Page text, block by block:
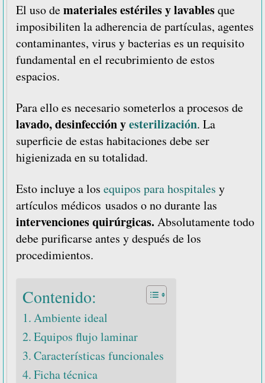
El uso demateriales estériles y lavablesque
imposibiliten la adherencia de partículas, agentes
contaminantes, virus y bacterias es un requisito
fundamental en el recubrimiento de estos
espacios.
Para ello es necesario someterlos a procesos de
lavado, desinfección yesterilización. La
superficie de estas habitaciones debe ser
higienizada en su totalidad.
Esto incluye a los equipos para hospitales y
artículos médicos usados o no durante las
intervenciones quirúrgicas. Absolutamente todo
debe purificarse antes y después de los
procedimientos.
Contenido:
Ambiente ideal
Equipos flujo laminar
Características funcionales
Ficha técnica